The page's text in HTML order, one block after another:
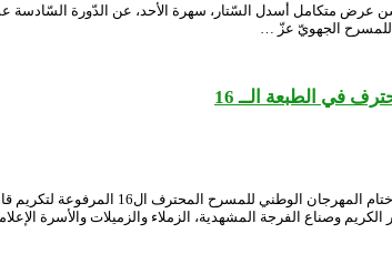
عرض متكامل أسدل السّتار، سهرة الأحد، عن الدّورة
للمسرح الجهويّ عزّ …
في الطبعة الــ 16
صعدت لجنة التحكيم متمثلة في
وصناع الفرجة المشهدية، الزملاء والزميلات والأسرة